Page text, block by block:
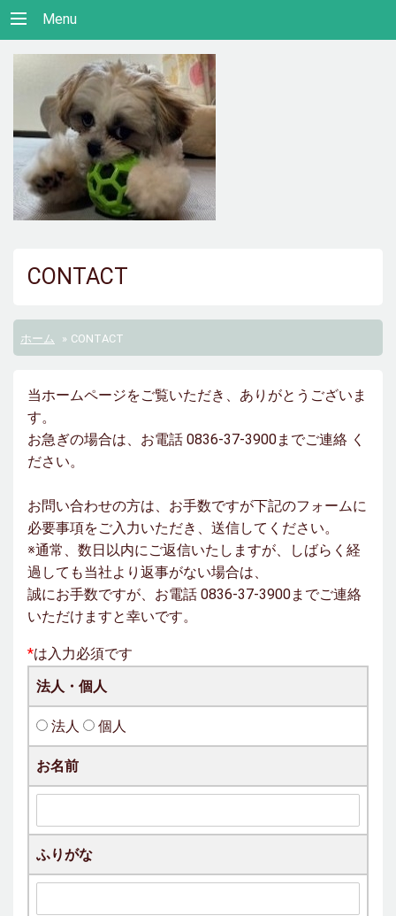
Menu
CONTACT
ホーム » CONTACT
当ホームページをご覧いただき、ありがとうございま
す。
お急ぎの場合は、お電話 0836-37-3900までご連絡 く
ださい。
お問い合わせの方は、お手数ですが下記のフォームに
必要事項をご入力いただき、送信してください。
※通常、数日以内にご返信いたしますが、しばらく経
過しても当社より返事がない場合は、
誠にお手数ですが、お電話 0836-37-3900までご連絡
いただけますと幸いです。
*は入力必須です
法人・個人
法人 個人
お名前
ふりがな